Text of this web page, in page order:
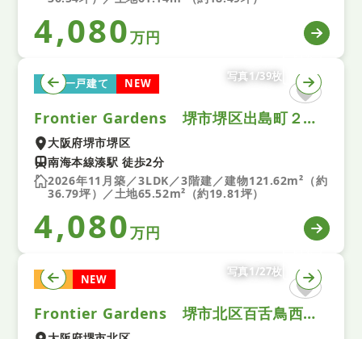
4,080万円
新築一戸建て NEW
写真1/39枚
Frontier Gardens 堺市堺区出島町２丁 新築一戸建て 2号地
大阪府堺市堺区
南海本線湊駅 徒歩2分
2026年11月築／3LDK／3階建／建物121.62m²（約
36.79坪）／土地65.52m²（約19.81坪）
4,080万円
土地 NEW
写真1/27枚
Frontier Gardens 堺市北区百舌鳥西之町２丁 建築条件付き土地 １号地